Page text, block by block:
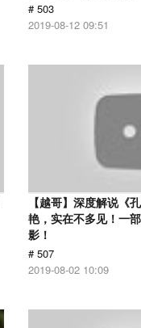
# 503
2019-08-12 09:51
【越哥】深度解说《
艳，实在不多见！一
影！
# 507
2019-08-02 10:09